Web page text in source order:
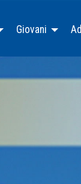
Giovani